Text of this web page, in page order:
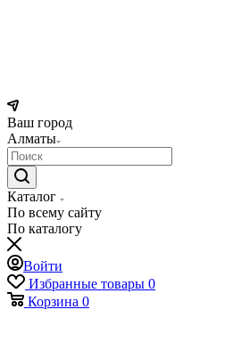
Ваш город
Алматы
Каталог
По всему сайту
По каталогу
Войти
Избранные товары 0
Корзина 0